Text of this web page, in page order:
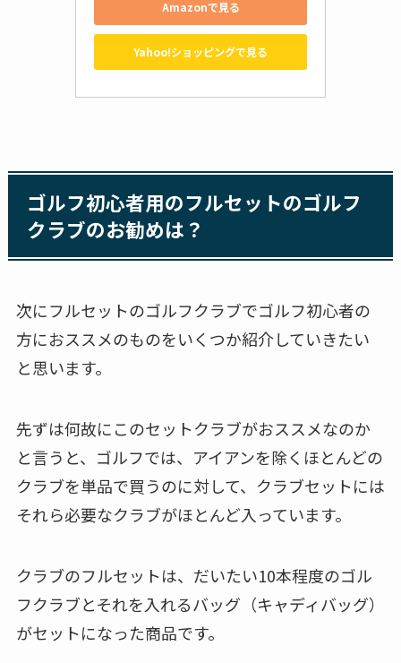
Amazonで見る
Yahoo!ショッピングで見る
ゴルフ初心者用のフルセットのゴルフ
クラブのお勧めは？
次にフルセットのゴルフクラブでゴルフ初心者の
方におススメのものをいくつか紹介していきたい
と思います。
先ずは何故にこのセットクラブがおススメなのか
と言うと、ゴルフでは、アイアンを除くほとんどの
クラブを単品で買うのに対して、クラブセットには
それら必要なクラブがほとんど入っています。
クラブのフルセットは、だいたい10本程度のゴル
フクラブとそれを入れるバッグ（キャディバッグ）
がセットになった商品です。